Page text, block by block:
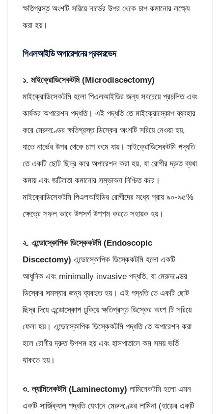
ক্ষতিগ্রস্ত অংশটি সরিয়ে নার্ভের উপর থেকে চাপ কমানোর লক্ষ্যে
করা হয়।
পিএলআইডি অপারেশনের প্রকারভেদ
১. মাইক্রোডিসেকটমি (Microdiscectomy)
মাইক্রোডিসেকটমি হলো পিএলআইডির জন্য সবচেয়ে প্রচলিত এবং
কার্যকর অপারেশন পদ্ধতি। এই পদ্ধতি তে মাইক্রোস্কোপ ব্যবহার
করে মেরুদণ্ডের ক্ষতিগ্রস্ত ডিস্কের অংশটি সরিয়ে নেওয়া হয়,
যাতে নার্ভের উপর থেকে চাপ কমে যায়। মাইক্রোডিসেকটমি পদ্ধতি
তে একটি ছোট ছিদ্র করে অপারেশন করা হয়, যা রোগীর দ্রুত ব্যথা
কমায় এবং জটিলতা কমানোর সম্ভাবনা নিশ্চিত করে।
মাইক্রোডিসেকটমি পিএলআইডির রোগীদের মধ্যে প্রায় ৯০-৯৫%
ক্ষেত্রে সফল ভাবে উপসর্গ উপশম করতে সহায়ক হয়।
২. এন্ডোস্কোপিক ডিস্কেকটমি (Endoscopic
Discectomy) এন্ডোস্কোপিক ডিস্কেকটমি হলো একটি
আধুনিক এবং minimally invasive পদ্ধতি, যা মেরুদণ্ডের
ডিস্কের সমস্যার জন্য ব্যবহৃত হয়। এই পদ্ধতি তে একটি ছোট
ছিদ্র দিয়ে এন্ডোস্কোপ ঢুকিয়ে ক্ষতিগ্রস্ত ডিস্কের অংশ টি সরিয়ে
ফেলা হয়। এন্ডোস্কোপিক ডিস্কেকটমি পদ্ধতি তে অপারেশন করা
হলে রোগীর দ্রুত উপশম হয় এবং হাসপাতালে কম সময় ভর্তি
থাকতে হয়।
৩.ল্যামিনেকটমি (Laminectomy) লামিনেকটমি হলো এমন
একটি সার্জিক্যাল পদ্ধতি যেখানে মেরুদণ্ডের লামিনা (হাড়ের একটি